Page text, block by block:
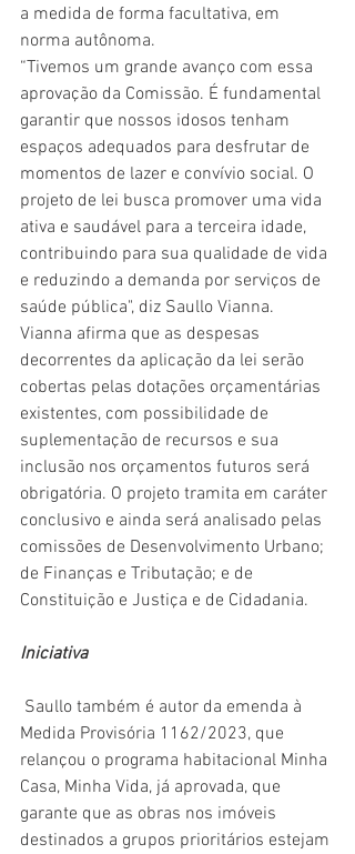
a medida de forma facultativa, em
norma autônoma.
“Tivemos um grande avanço com essa
aprovação da Comissão. É fundamental
garantir que nossos idosos tenham
espaços adequados para desfrutar de
momentos de lazer e convívio social. O
projeto de lei busca promover uma vida
ativa e saudável para a terceira idade,
contribuindo para sua qualidade de vida
e reduzindo a demanda por serviços de
saúde pública", diz Saullo Vianna.
Vianna afirma que as despesas
decorrentes da aplicação da lei serão
cobertas pelas dotações orçamentárias
existentes, com possibilidade de
suplementação de recursos e sua
inclusão nos orçamentos futuros será
obrigatória. O projeto tramita em caráter
conclusivo e ainda será analisado pelas
comissões de Desenvolvimento Urbano;
de Finanças e Tributação; e de
Constituição e Justiça e de Cidadania.
Iniciativa
Medida Provisória 1162/2023, que
relançou o programa habitacional Minha
Casa, Minha Vida, já aprovada, que
garante que as obras nos imóveis
destinados a grupos prioritários estejam